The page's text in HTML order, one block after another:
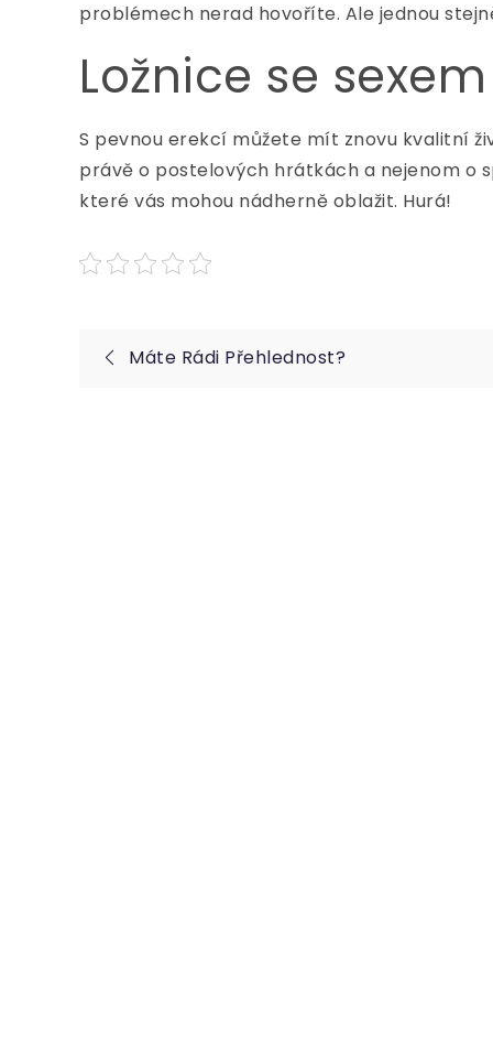
problémech nerad hovoříte. Ale jednou
Ložnice se sexem
S pevnou erekcí můžete mít znovu kvalitní
právě o postelových hrátkách a nejenom o
které vás mohou nádherně oblažit. Hurá!
Navigace
Máte Rádi Přehlednost?